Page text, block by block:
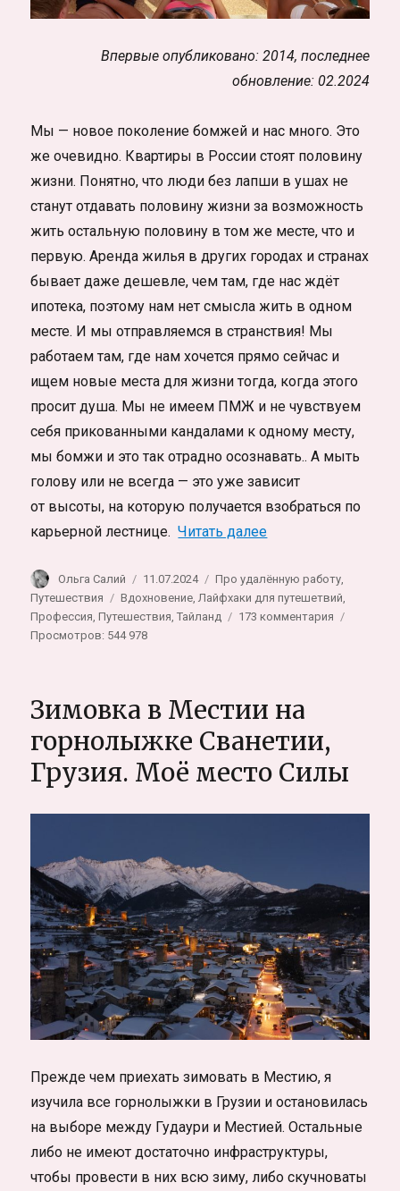
Впервые опубликовано: 2014, последнее
обновление: 02.2024
Мы — новое поколение бомжей и нас много. Это
же очевидно. Квартиры в России стоят половину
жизни. Понятно, что люди без лапши в ушах не
станут отдавать половину жизни за возможность
жить остальную половину в том же месте, что и
первую. Аренда жилья в других городах и странах
бывает даже дешевле, чем там, где нас ждёт
ипотека, поэтому нам нет смысла жить в одном
месте. И мы отправляемся в странствия! Мы
работаем там, где нам хочется прямо сейчас и
ищем новые места для жизни тогда, когда этого
просит душа. Мы не имеем ПМЖ и не чувствуем
себя прикованными кандалами к одному месту,
мы бомжи и это так отрадно осознавать.. А мыть
голову или не всегда — это уже зависит
от высоты, на которую получается взобраться по
карьерной лестнице.Читать далее«Как работать
Автор
Ольга Салий Опубликовано
11.07.2024 Рубрики
Про удалённую работу,
Путешествия
Метки
Вдохновение,Лайфхаки для путешетвий,
Профессия,Путешествия,Тайланд 173 комментария
Бесплатное
пособие
Просмотров: 544 978
Зимовка в Местии на
горнолыжке Сванетии,
Грузия. Моё место Силы
Прежде чем приехать зимовать в Местию, я
изучила все горнолыжки в Грузии и остановилась
на выборе между Гудаури и Местией. Остальные
либо не имеют достаточно инфраструктуры,
чтобы провести в них всю зиму, либо скучноваты